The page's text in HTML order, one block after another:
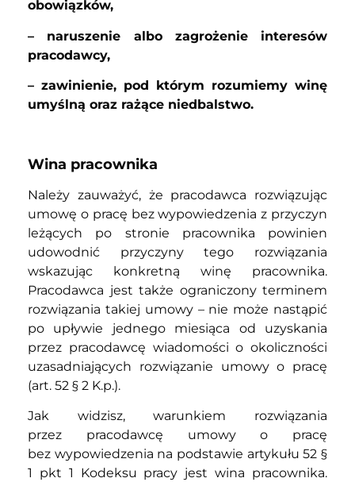
obowiązków,
– naruszenie albo zagrożenie interesów
pracodawcy,
– zawinienie, pod którym rozumiemy winę
umyślną oraz rażące niedbalstwo.
Wina pracownika
Należy zauważyć, że pracodawca rozwiązując
umowę o pracę bez wypowiedzenia z przyczyn
leżących po stronie pracownika powinien
udowodnić przyczyny tego rozwiązania
wskazując konkretną winę pracownika.
Pracodawca jest także ograniczony terminem
rozwiązania takiej umowy – nie może nastąpić
po upływie jednego miesiąca od uzyskania
przez pracodawcę wiadomości o okoliczności
uzasadniających rozwiązanie umowy o pracę
(art. 52 § 2 K.p.).
Jak widzisz, warunkiem rozwiązania
przez pracodawcę umowy o pracę
bez wypowiedzenia na podstawie artykułu 52 §
1 pkt 1 Kodeksu pracy jest wina pracownika.